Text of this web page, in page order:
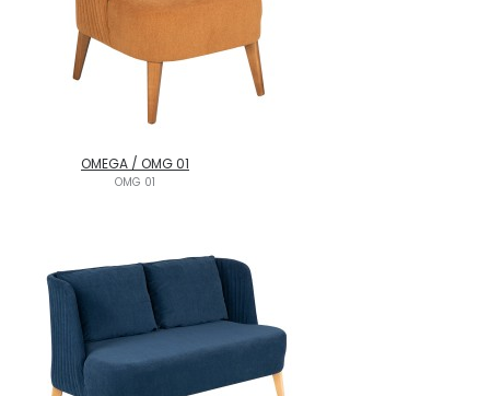
OMEGA / OMG 01
OMG 01